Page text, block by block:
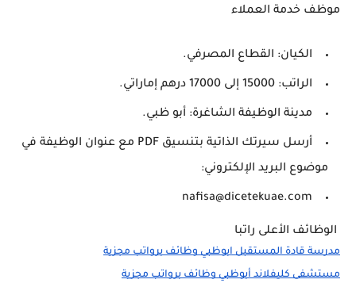
موظف خدمة العملاء
الكيان: القطاع المصرفي.
الراتب: 15000 إلى 17000 درهم إماراتي.
مدينة الوظيفة الشاغرة: أبو ظبي.
أرسل سيرتك الذاتية بتنسيق PDF مع عنوان الوظيفة في
موضوع البريد الإلكتروني:
nafisa@dicetekuae.com
الوظائف الأعلى راتبا
مدرسة قادة المستقبل ابوظبي وظائف برواتب مجزية
مستشفى كليفلاند أبوظبي وظائف برواتب مجزية